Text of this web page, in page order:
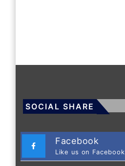
SOCIAL SHARE
Facebook
Like us on Facebook